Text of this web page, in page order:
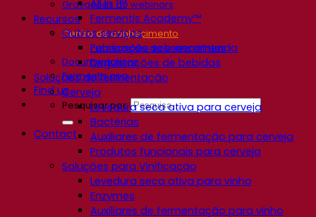
Gravações de webinars
Recursos
Centro de conhecimento
Percepções de especialistas
Documentations
Fermentis app
Find us
Pesquisar por:
Contact
All In 1™
Fermentis Academy™
Outros serviços
Fabricação sob encomenda
Degustações de bebidas
Soluções de fermentação
Cerveja
Levedura seca ativa para cerveja
Bactérias
Auxiliares de fermentação para cerveja
Produtos funcionais para cerveja
Soluções para Vinificação
Levedura seca ativa para vinho
Enzymes
Auxiliares de fermentação para vinho